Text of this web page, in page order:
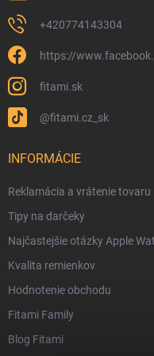
+420774143304
https://
fitami.sk
@fitami.cz_sk
INFORMÁCIE
Reklamácia a vrátenie tovaru
Tipy na darčeky
Najčastejšie otázky Apple
Kvalita remienkov
Hodnotenie obchodu
Fitami Family
Blog Fitami